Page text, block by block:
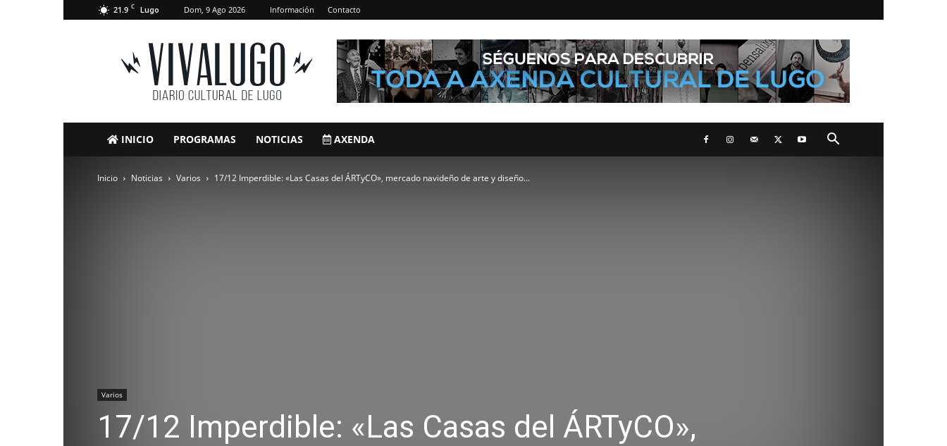
21.9 C Lugo Dom, 9 Ago 2026 Información Contacto
VivaLugo
INICIO PROGRAMAS NOTICIAS AXENDA
Inicio Noticias Varios 17/12 Imperdible: «Las Casas del ÁRTyCO», mercado navideño de arte y diseño...
Varios
17/12 Imperdible: «Las Casas del ÁRTyCO»,